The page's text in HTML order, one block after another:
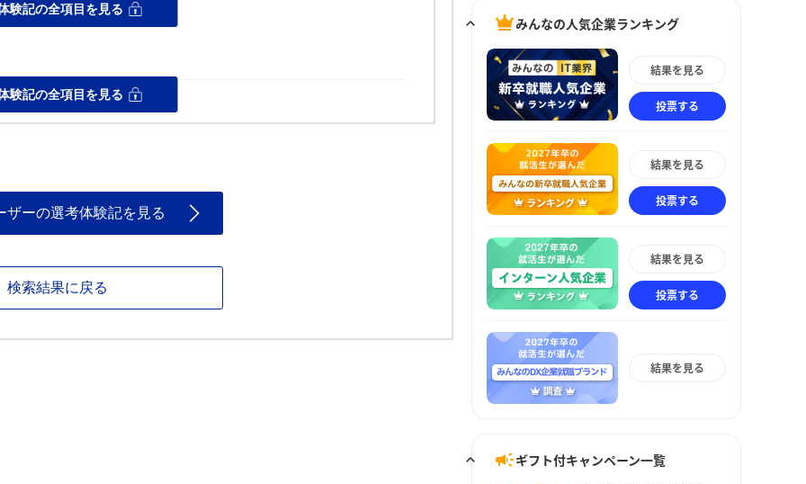
体感してみたい。
験記の全項目を見る
が大切だと思います。
験記の全項目を見る
ザーの選考体験記を見る
検索結果に戻る
みんなの人気企業ランキング
結果を見る
投票する
結果を見る
投票する
結果を見る
投票する
結果を見る
ギフト付キャンペーン一覧